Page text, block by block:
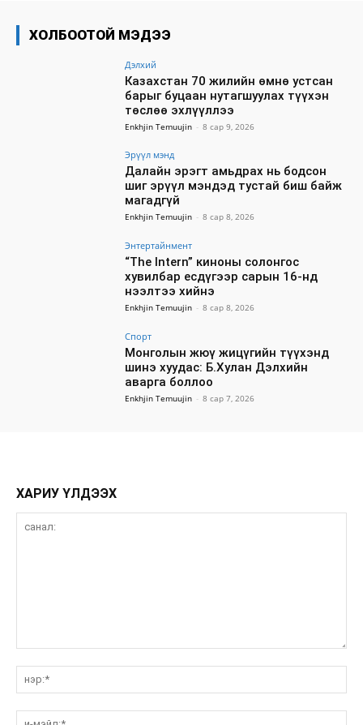
ХОЛБООТОЙ МЭДЭЭ
Дэлхий
Казахстан 70 жилийн өмнө устсан
барыг буцаан нутагшуулах түүхэн
төслөө эхлүүллээ
Enkhjin Temuujin - 8 сар 9, 2026
Эрүүл мэнд
Далайн эрэгт амьдрах нь бодсон
шиг эрүүл мэндэд тустай биш байж
магадгүй
Enkhjin Temuujin - 8 сар 8, 2026
Энтертайнмент
“The Intern” киноны солонгос
хувилбар есдүгээр сарын 16-нд
нээлтээ хийнэ
Enkhjin Temuujin - 8 сар 8, 2026
Спорт
Монголын жюү жицүгийн түүхэнд
шинэ хуудас: Б.Хулан Дэлхийн
аварга боллоо
Enkhjin Temuujin - 8 сар 7, 2026
ХАРИУ ҮЛДЭЭХ